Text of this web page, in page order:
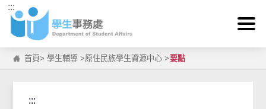
跳到主要內容區塊
:::
首頁>學生輔導 >原住民族學生資源中心 >要點
:::